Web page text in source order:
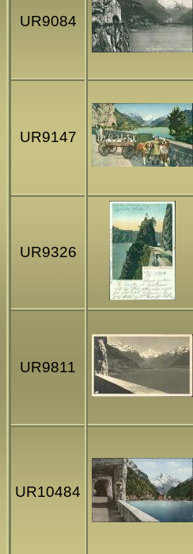
UR9084
UR9147
UR9326
UR9811
UR10484